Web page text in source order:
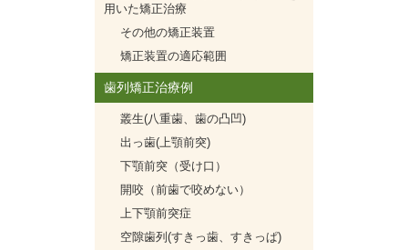
用いた矯正治療
その他の矯正装置
矯正装置の適応範囲
歯列矯正治療例
叢生(八重歯、歯の凸凹)
出っ歯(上顎前突)
下顎前突（受け口）
開咬（前歯で咬めない）
上下顎前突症
空隙歯列(すきっ歯、すきっぱ)